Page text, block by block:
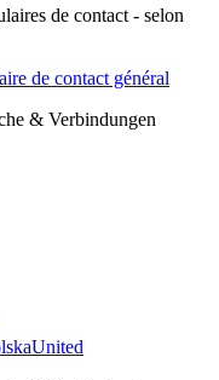
de contact - selon
de contact général
United